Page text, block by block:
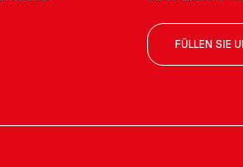
FÜLLEN SIE